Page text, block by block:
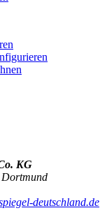
KG
Dortmund
deutschland.de